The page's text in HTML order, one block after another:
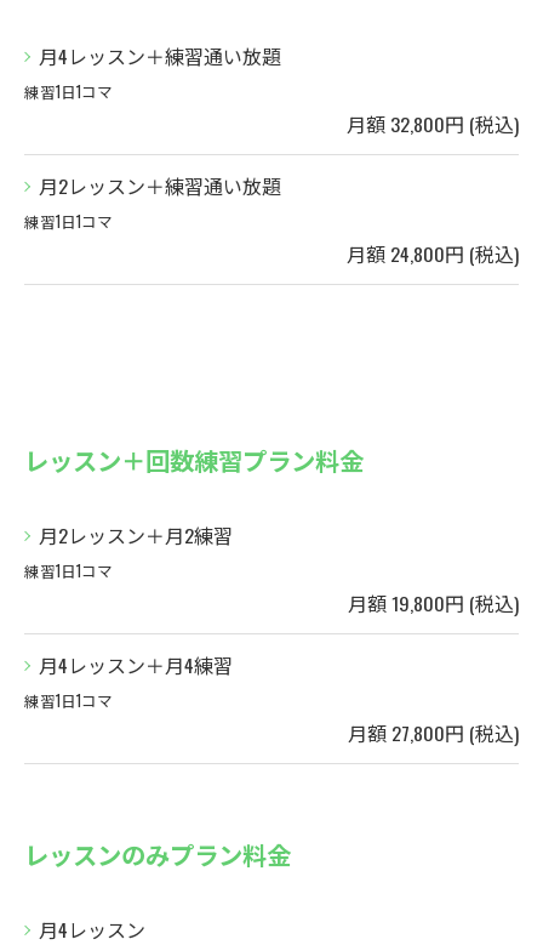
月4レッスン＋練習通い放題
練習1日1コマ
月額 32,800円 (税込)
月2レッスン＋練習通い放題
練習1日1コマ
月額 24,800円 (税込)
レッスン＋回数練習プラン料金
月2レッスン＋月2練習
練習1日1コマ
月額 19,800円 (税込)
月4レッスン＋月4練習
練習1日1コマ
月額 27,800円 (税込)
レッスンのみプラン料金
月4レッスン